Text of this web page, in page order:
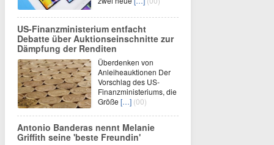
US-Finanzministerium entfacht
Debatte über Auktionseinschnitte zur
Dämpfung der Renditen
Überdenken von
Anleiheauktionen Der
Vorschlag des US-
Finanzministeriums, die
Größe […] (00)
Antonio Banderas nennt Melanie
Griffith seine 'beste Freundin'